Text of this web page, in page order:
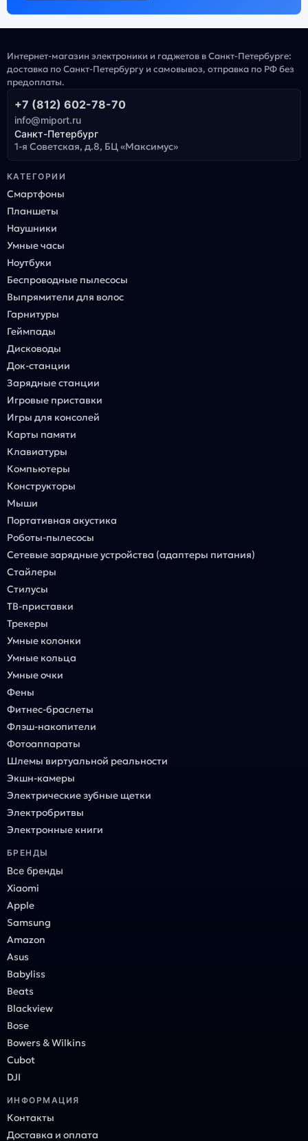
Интернет-магазин электроники и гаджетов в Санкт-Петербурге:
доставка по Санкт-Петербургу и самовывоз, отправка по РФ без
предоплаты.
+7 (812) 602-78-70
info@miport.ru
Санкт-Петербург
1-я Советская, д.8, БЦ «Максимус»
КАТЕГОРИИ
Смартфоны
Планшеты
Наушники
Умные часы
Ноутбуки
Беспроводные пылесосы
Выпрямители для волос
Гарнитуры
Геймпады
Дисководы
Док-станции
Зарядные станции
Игровые приставки
Игры для консолей
Карты памяти
Клавиатуры
Компьютеры
Конструкторы
Мыши
Портативная акустика
Роботы-пылесосы
Сетевые зарядные устройства (адаптеры питания)
Стайлеры
Стилусы
ТВ-приставки
Трекеры
Умные колонки
Умные кольца
Умные очки
Фены
Фитнес-браслеты
Флэш-накопители
Фотоаппараты
Шлемы виртуальной реальности
Экшн-камеры
Электрические зубные щетки
Электробритвы
Электронные книги
БРЕНДЫ
Все бренды
Xiaomi
Apple
Samsung
Amazon
Asus
Babyliss
Beats
Blackview
Bose
Bowers & Wilkins
Cubot
DJI
ИНФОРМАЦИЯ
Контакты
Доставка и оплата